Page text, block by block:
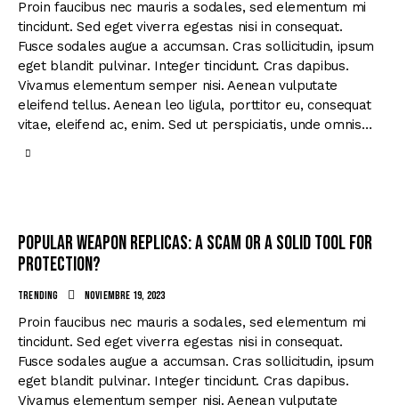
Proin faucibus nec mauris a sodales, sed elementum mi
tincidunt. Sed eget viverra egestas nisi in consequat.
Fusce sodales augue a accumsan. Cras sollicitudin, ipsum
eget blandit pulvinar. Integer tincidunt. Cras dapibus.
Vivamus elementum semper nisi. Aenean vulputate
eleifend tellus. Aenean leo ligula, porttitor eu, consequat
vitae, eleifend ac, enim. Sed ut perspiciatis, unde omnis…
Popular weapon replicas: a scam or a solid tool for
protection?
Trending noviembre 19, 2023
Proin faucibus nec mauris a sodales, sed elementum mi
tincidunt. Sed eget viverra egestas nisi in consequat.
Fusce sodales augue a accumsan. Cras sollicitudin, ipsum
eget blandit pulvinar. Integer tincidunt. Cras dapibus.
Vivamus elementum semper nisi. Aenean vulputate